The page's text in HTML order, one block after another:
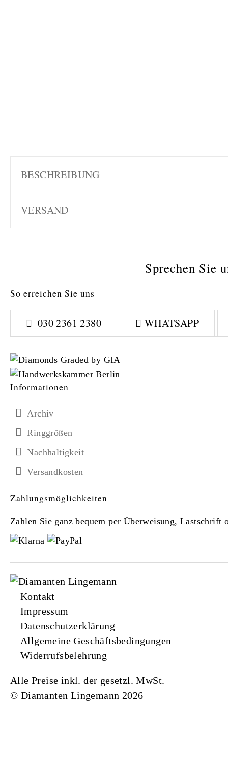
BESCHREIBUNG
VERSAND
Sprechen Sie
So erreichen Sie uns
030 2361 2380 WHATSAPP
Informationen
Archiv
Ringgrößen
Nachhaltigkeit
Versandkosten
Zahlungsmöglichkeiten
Zahlen Sie ganz bequem per Überweisung,
Kontakt
Impressum
Datenschutzerklärung
Allgemeine Geschäftsbedingungen
Widerrufsbelehrung
Alle Preise inkl. der gesetzl. MwSt.
© Diamanten Lingemann 2026